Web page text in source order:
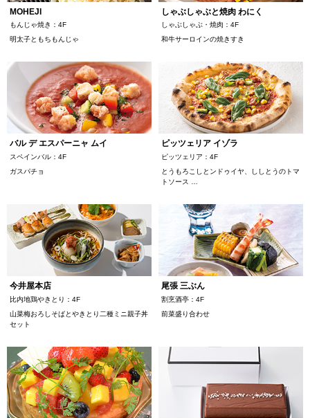
MOHEJI
もんじゃ焼き：4F
明太子ともちもんじゃ
しゃぶしゃぶと焼肉 わにく
しゃぶしゃぶ・焼肉：4F
和牛サーロインの焼きすき
バル デ エスパーニャ ムイ
スペインバル：4F
ガスパチョ
ピッツェリア イゾラ
ピッツェリア：4F
とうもろこしとンドゥイヤ、ししとうのトマ
トソース …
今井屋本店
比内地鶏やきとり：4F
山菜梅おろしそばとやきとり二種ミニ親子丼
セット
尾張 三ぶん
割烹酒亭：4F
前菜盛り合わせ